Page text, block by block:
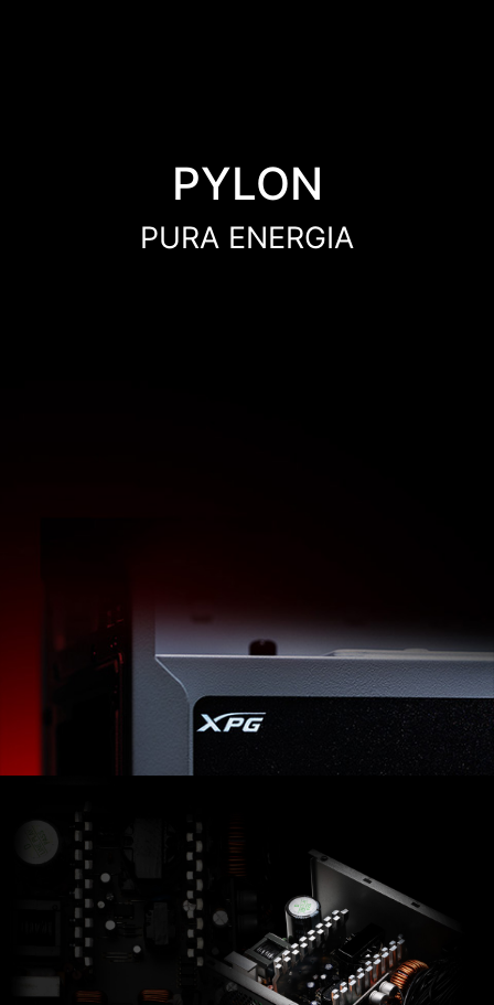
PYLON
PURA ENERGIA
O XPG PYLON oferece mais do que apenas uma fonte
de alimentação com certificação Bronze. Os
conversores CC-CC altamente eficientes e de
potência contínua em 4 opções de potência
diferentes fazem dele a escolha certa de fonte de
alimentação (PSU) para todos os usos.